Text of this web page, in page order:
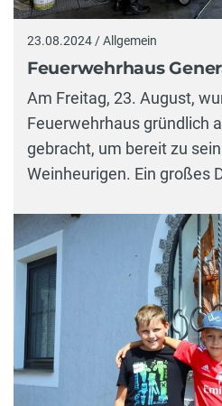
23.08.2024 / Allgemein
Feuerwehrhaus
Am Freitag, 23. August,
Feuerwehrhaus gründlich
gebracht, um bereit zu
Weinheurigen. Ein großes